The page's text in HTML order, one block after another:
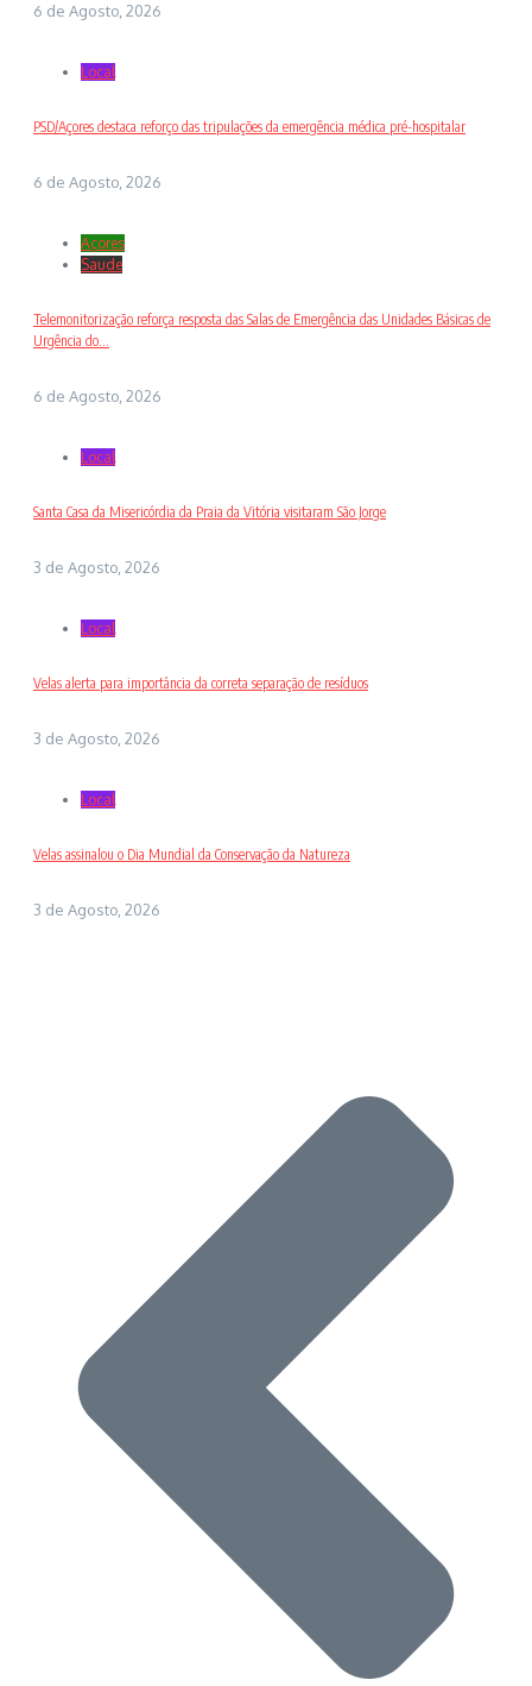
6 de Agosto, 2026
Local
PSD/Açores destaca reforço das tripulações da emergência médica pré-hospitalar
6 de Agosto, 2026
Açores
Saude
Telemonitorização reforça resposta das Salas de Emergência das Unidades Básicas de
Urgência do...
6 de Agosto, 2026
Local
Santa Casa da Misericórdia da Praia da Vitória visitaram São Jorge
3 de Agosto, 2026
Local
Velas alerta para importância da correta separação de resíduos
3 de Agosto, 2026
Local
Velas assinalou o Dia Mundial da Conservação da Natureza
3 de Agosto, 2026